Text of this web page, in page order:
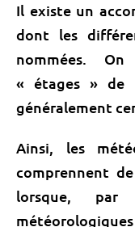
Il existe un
dont les
nommées.
« étages » de
généralement
Ainsi, les
comprennent
lorsque, par